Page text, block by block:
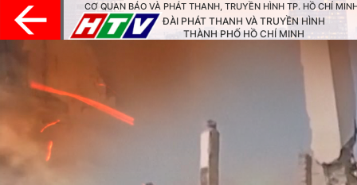
CƠ QUAN BÁO VÀ PHÁT THANH, TRUYỀN HÌNH TP. HỒ CHÍ
ĐÀI PHÁT THANH VÀ TRUYỀN HÌNH
THÀNH PHỐ HỒ CHÍ MINH